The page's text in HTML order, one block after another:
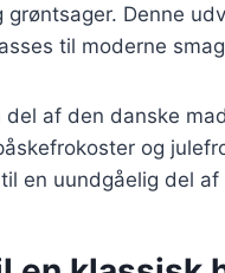
Denne
til moderne
del af den danske
og
en uundgåelig del